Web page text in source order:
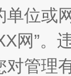
单位或
网”。
对管理